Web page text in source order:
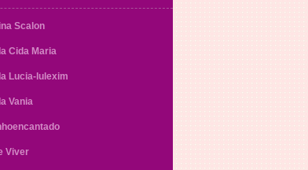
Scalon
Cida Maria
Lucia-lulexim
Vania
Viver